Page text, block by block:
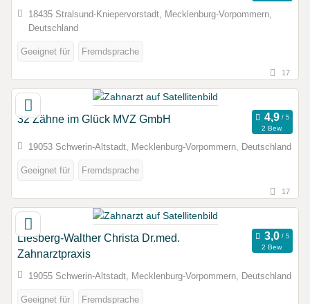
18435 Stralsund-Kniepervorstadt, Mecklenburg-Vorpommern,
Deutschland
Geeignet für Fremdsprache
17
32 Zähne im Glück MVZ GmbH
2 Bew.
19053 Schwerin-Altstadt, Mecklenburg-Vorpommern, Deutschland
Geeignet für Fremdsprache
17
Liesberg-Walther Christa Dr.med.
Zahnarztpraxis
2 Bew.
19055 Schwerin-Altstadt, Mecklenburg-Vorpommern, Deutschland
Geeignet für Fremdsprache